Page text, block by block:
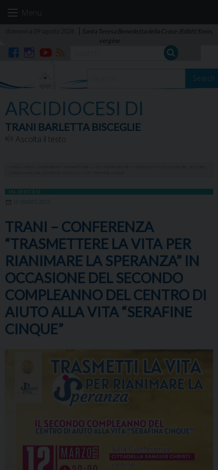
Menu
Santa Teresa Benedetta della Croce (Edith) Stein,
vergine
Search
ARCIDIOCESI DI
TRANI BARLETTA BISCEGLIE
Ascolta il testo
IN DIOCESI
10 MARZO 2025
TRANI – CONFERENZA
“TRASMETTERE LA VITA PER
RIANIMARE LA SPERANZA” IN
OCCASIONE DEL SECONDO
COMPLEANNO DEL CENTRO DI
AIUTO ALLA VITA “SERAFINE
CINQUE”